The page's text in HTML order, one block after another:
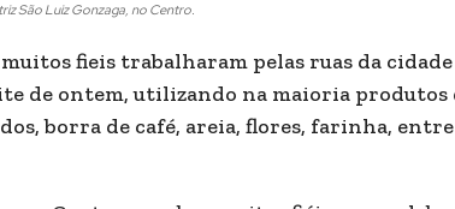
São Luiz Gonzaga, no Centro.
fieis trabalharam pelas ruas da
de ontem, utilizando na maioria
borra de café, areia, flores, farinha,